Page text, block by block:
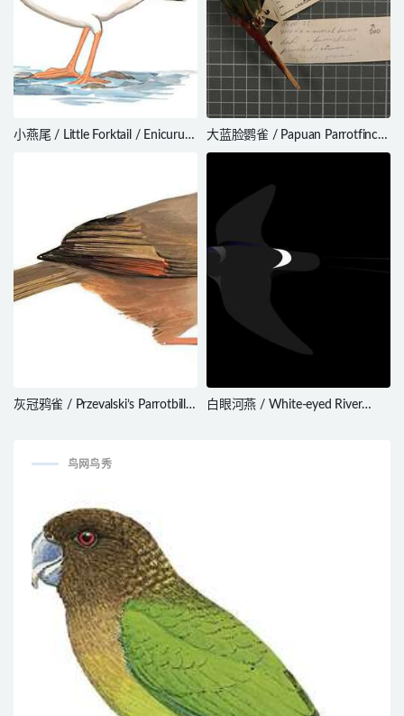
小燕尾 / Little Forktail / Enicurus
大蓝脸鹦雀 / Papuan Parrotfinch
/ Erythrura papuana
灰冠鸦雀 / Przevalski’s Parrotbill /
白眼河燕 / White-eyed River
鸟网鸟秀